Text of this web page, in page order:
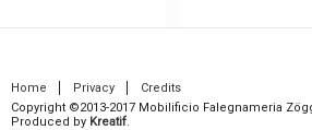
Home Privacy
Credits
Copyright ©2013-2017 Mobilificio Falegnameria
Produced by Kreatif.